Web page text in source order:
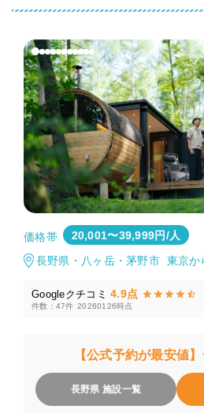
価格帯 20,001〜39,999円/人
長野県・八ヶ岳・茅野市 東京か
Googleクチコミ 4.9点
件数：47件 20260126時点
【公式予約が最安値
長野県 施設一覧